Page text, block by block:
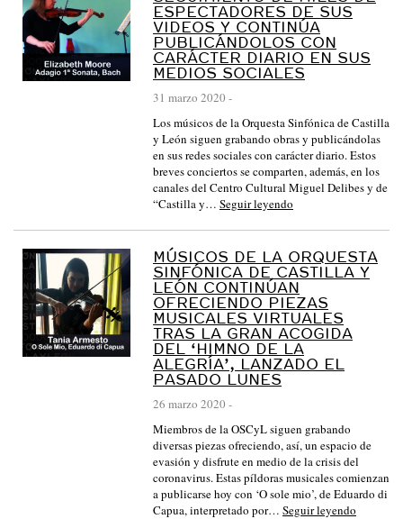
ESPECTADORES DE SUS
VIDEOS Y CONTINÚA
PUBLICÁNDOLOS CON
CARÁCTER DIARIO EN SUS
MEDIOS SOCIALES
31 marzo 2020 -
Los músicos de la Orquesta Sinfónica de Castilla
y León siguen grabando obras y publicándolas
en sus redes sociales con carácter diario. Estos
breves conciertos se comparten, además, en los
canales del Centro Cultural Miguel Delibes y de
“Castilla y… Seguir leyendo
MÚSICOS DE LA ORQUESTA
SINFÓNICA DE CASTILLA Y
LEÓN CONTINÚAN
OFRECIENDO PIEZAS
MUSICALES VIRTUALES
TRAS LA GRAN ACOGIDA
DEL ‘HIMNO DE LA
ALEGRÍA’, LANZADO EL
PASADO LUNES
26 marzo 2020 -
Miembros de la OSCyL siguen grabando
diversas piezas ofreciendo, así, un espacio de
evasión y disfrute en medio de la crisis del
coronavirus. Estas píldoras musicales comienzan
a publicarse hoy con ‘O sole mio’, de Eduardo di
Capua, interpretado por… Seguir leyendo